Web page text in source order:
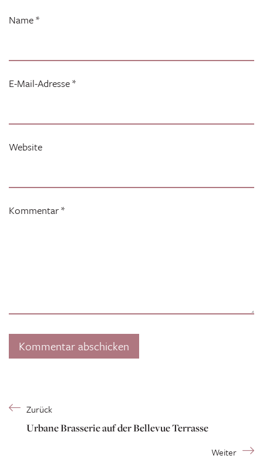
Name*
E-Mail-Adresse*
Website
Kommentar*
Zurück
Urbane Brasserie auf der Bellevue Terrasse
Weiter